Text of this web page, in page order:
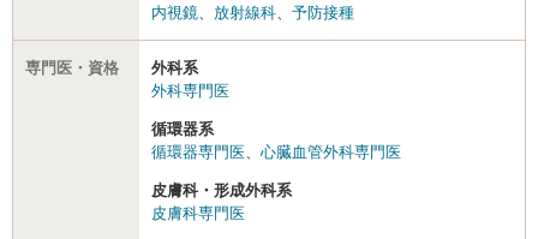
内視鏡
放射線科 予防接種
専門医・資格
外科系
外科専門医
循環器系
循環器専門医
心臓血管外科専門医
皮膚科・形成外科系
皮膚科専門医